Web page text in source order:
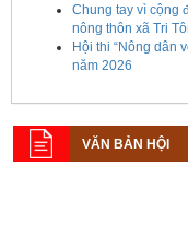
Chung tay vì cộng
nông thôn xã Tri
Hội thi “Nông dân
năm 2026
VĂN BẢN HỘI